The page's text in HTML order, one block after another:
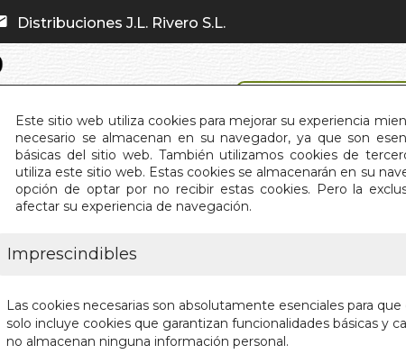
Este sitio web utiliza cookies para mejorar su experiencia
necesario se almacenan en su navegador, ya que son
básicas del sitio web. También utilizamos cookies de
utiliza este sitio web. Estas cookies se almacenarán en su
opción de optar por no recibir estas cookies. Pero la
afectar su experiencia de navegación.
Imprescindibles
Las cookies necesarias son absolutamente esenciales para
solo incluye cookies que garantizan funcionalidades básicas y
no almacenan ninguna información personal.
Distribuciones J.L. Rivero S.L.
INICIO